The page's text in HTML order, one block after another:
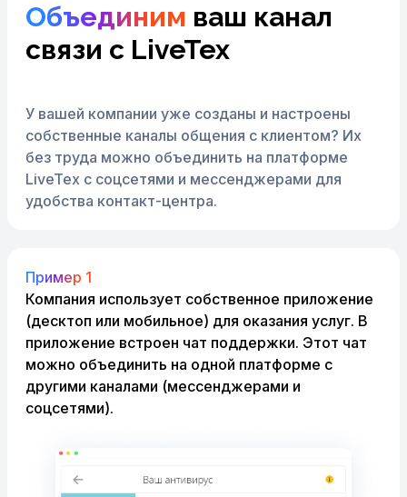
Объединим ваш канал
связи с LiveTex
У вашей компании уже созданы и настроены
собственные каналы общения с клиентом? Их
без труда можно объединить на платформе
LiveTex с соцсетями и мессенджерами для
удобства контакт-центра.
Пример 1
Компания использует собственное приложение
(десктоп или мобильное) для оказания услуг. В
приложение встроен чат поддержки. Этот чат
можно объединить на одной платформе с
другими каналами (мессенджерами и
соцсетями).